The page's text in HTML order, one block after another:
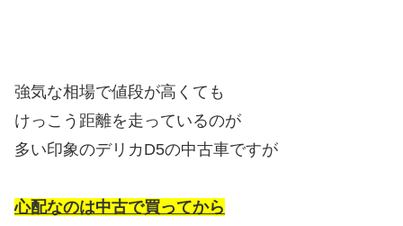
強気な相場で値段が高くても
けっこう距離を走っているのが
多い印象のデリカD5の中古車ですが
心配なのは中古で買ってから